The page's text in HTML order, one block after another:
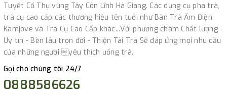
Tuyết Cổ Thụ vùng Tây Côn Lĩnh Hà Giang. Các dụng cụ pha trà,
trà cụ cao cấp các thương hiệu tên tuổi như Bàn Trà Ấm Điện
Kamjove và Trà Cụ Cao Cấp khác...Với phương châm Chất lượng -
Uy tín - Bền lâu trọn đời - Thiện Tài Trà Sẽ đáp ứng mọi nhu cầu
của những người yêu thích uống trà.
Gọi cho chúng tôi 24/7
0888586626